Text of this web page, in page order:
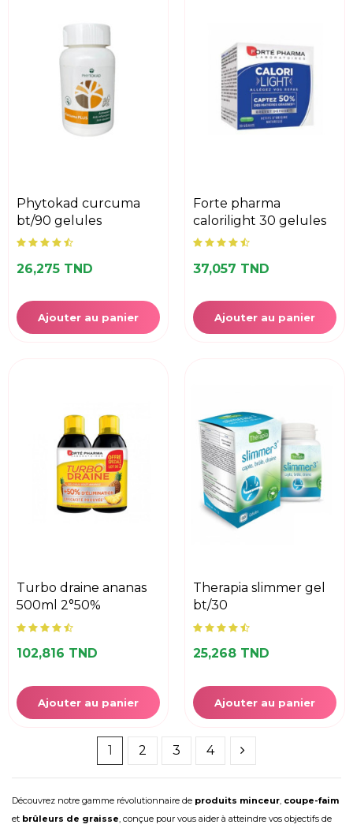
phytokad curcuma
bt/90 gelules
26,275 TND
Ajouter au panier
forte pharma
calorilight 30 gelules
37,057 TND
Ajouter au panier
turbo draine ananas
500ml 2°50%
102,816 TND
Ajouter au panier
therapia slimmer gel
bt/30
25,268 TND
Ajouter au panier
1 2 3 4
Découvrez notre gamme révolutionnaire de produits minceur, coupe-faim
et brûleurs de graisse, conçue pour vous aider à atteindre vos objectifs de